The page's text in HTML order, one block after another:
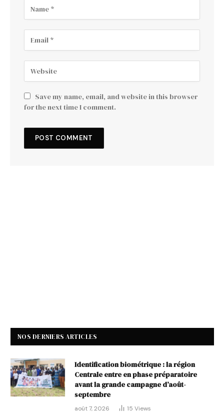
Save my name, email, and website in this browser
for the next time I comment.
NOS DERNIERS ARTICLES
Identification biométrique : la région
Centrale entre en phase préparatoire
avant la grande campagne d’août-
septembre
août 7, 2026 15 Views